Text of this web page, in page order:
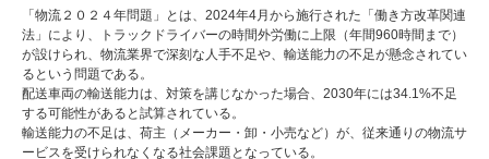
「物流２０２４年問題」とは、2024年4月から施行された「働き方改革関連
法」により、トラックドライバーの時間外労働に上限（年間960時間まで）
が設けられ、物流業界で深刻な人手不足や、輸送能力の不足が懸念されてい
るという問題である。
配送車両の輸送能力は、対策を講じなかった場合、2030年には34.1%不足
する可能性があると試算されている。
輸送能力の不足は、荷主（メーカー・卸・小売など）が、従来通りの物流サ
ービスを受けられなくなる社会課題となっている。